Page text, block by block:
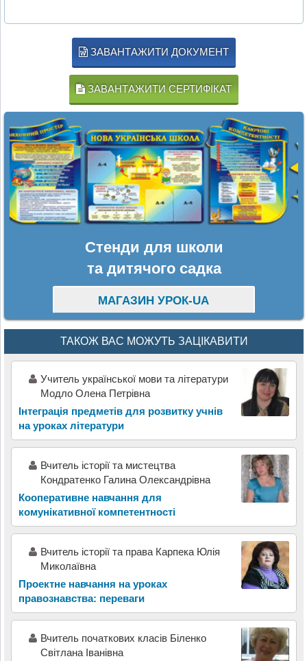
ЗАВАНТАЖИТИ ДОКУМЕНТ
ЗАВАНТАЖИТИ СЕРТИФІКАТ
Стенди для школи
та дитячого садка
МАГАЗИН УРОК-UA
ТАКОЖ ВАС МОЖУТЬ ЗАЦІКАВИТИ
Учитель української мови та літератури
Модло Олена Петрівна
Інтеграція предметів для розвитку учнів
на уроках літератури
Вчитель історії та мистецтва
Кондратенко Галина Олександрівна
Кооперативне навчання для
комунікативної компетентності
Вчитель історії та права Карпека Юлія
Миколаївна
Проектне навчання на уроках
правознавства: переваги
Вчитель початкових класів Біленко
Світлана Іванівна